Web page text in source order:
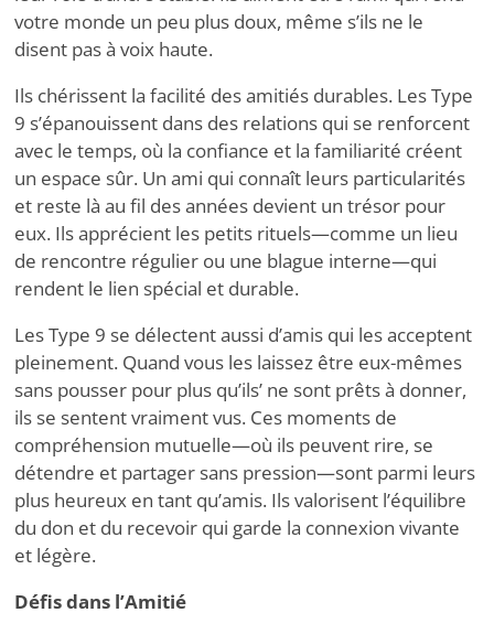
votre monde un peu plus doux, même s’ils ne le
disent pas à voix haute.
Ils chérissent la facilité des amitiés durables. Les Type
9 s’épanouissent dans des relations qui se renforcent
avec le temps, où la confiance et la familiarité créent
un espace sûr. Un ami qui connaît leurs particularités
et reste là au fil des années devient un trésor pour
eux. Ils apprécient les petits rituels—comme un lieu
de rencontre régulier ou une blague interne—qui
rendent le lien spécial et durable.
Les Type 9 se délectent aussi d’amis qui les acceptent
pleinement. Quand vous les laissez être eux-mêmes
sans pousser pour plus qu’ils’ ne sont prêts à donner,
ils se sentent vraiment vus. Ces moments de
compréhension mutuelle—où ils peuvent rire, se
détendre et partager sans pression—sont parmi leurs
plus heureux en tant qu’amis. Ils valorisent l’équilibre
du don et du recevoir qui garde la connexion vivante
et légère.
Défis dans l’Amitié